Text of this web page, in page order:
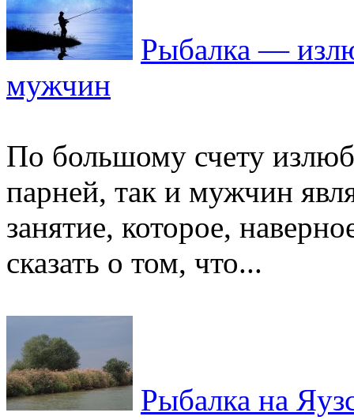
Рыбалка —
мужчин
По большому счету
парней, так и мужчин
занятие, которое,
сказать о том, что...
Рыбалка на